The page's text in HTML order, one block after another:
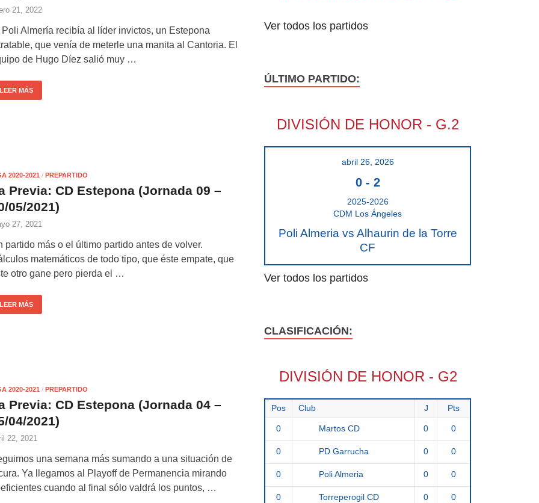
21, 2022
Almería recibía al líder invictos, un Estepona
que venía de meterle una manita al Cantoria. El
de Hugo Díez salió muy …
LEER MÁS
2020-2021 / PREPARTIDO
Previa: CD Estepona (Jornada 09 –
05/2021)
27, 2021
partido más o el último partido antes de volver.
matemáticos de todo tipo, que éste empate, que
otro gane pero pierda el …
LEER MÁS
2020-2021 / PREPARTIDO
Previa: CD Estepona (Jornada 04 –
04/2021)
22, 2021
una semana más sumando a una situación de
Ya llegamos al Playoff de Permanencia mirando
cuando al final sólo valdrá los puntos, …
Ver todos los partidos
ÚLTIMO PARTIDO:
DIVISIÓN DE HONOR - G.2
abril 26, 2026
0- 2
2025-2026
CDM Los Ángeles
Poli Almeria vs Alhaurin de la Torre
CF
Ver todos los partidos
CLASIFICACIÓN:
DIVISIÓN DE HONOR - G2
Pos Club J Pts
0 Martos CD 0 0
0 PD Garrucha 0 0
0 Poli Almeria 0 0
0 Torreperogil CD 0 0